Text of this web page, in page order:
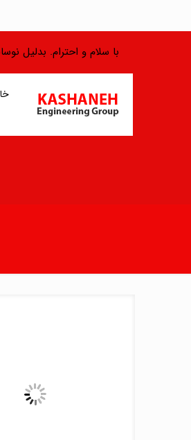
با سلام و احترام. بدلیل